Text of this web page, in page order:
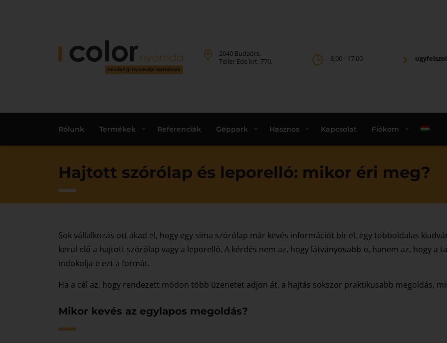
2040 Budaörs,
Teller Ede krt. 770.
8.00 - 17.00
Rólunk Termékek Referenciák Géppark Hasznos Kapcsolat Fiókom
Hajtott szórólap és leporelló: mikor éri meg?
Sok vállalkozás ott akad el, hogy egy sima szórólap már kevés információt bír el, egy többoldalas
kerül elő a hajtott szórólap vagy a leporelló. A kérdés nem az, hogy látványosabb-e, hanem az, hogy a
indokolja-e ezt a formát.
Ha a cél az, hogy rendezett módon több üzenetet adjon át, a hajtás sokszor praktikusabb megoldás,
Mikor kevés az egylapos megoldás?